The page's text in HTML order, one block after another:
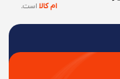
ام کالااست.